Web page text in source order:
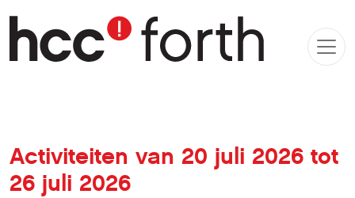
Activiteiten van 20 juli 2026 tot
26 juli 2026